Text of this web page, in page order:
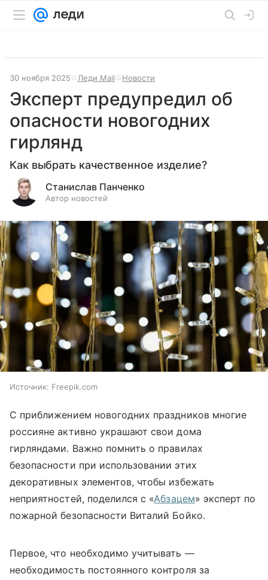
30 ноября 2025 Леди Mail Новости
Эксперт предупредил об
опасности новогодних
гирлянд
Как выбрать качественное изделие?
Станислав Панченко
Автор новостей
Источник: Freepik.com
С приближением новогодних праздников многие
россияне активно украшают свои дома
гирляндами. Важно помнить о правилах
безопасности при использовании этих
декоративных элементов, чтобы избежать
неприятностей, поделился с «Абзацем» эксперт по
пожарной безопасности Виталий Бойко.
Первое, что необходимо учитывать —
необходимость постоянного контроля за